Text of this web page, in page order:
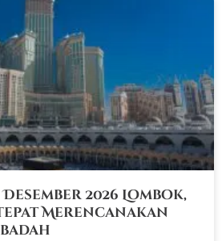
2026 Lombok,
Merencanakan